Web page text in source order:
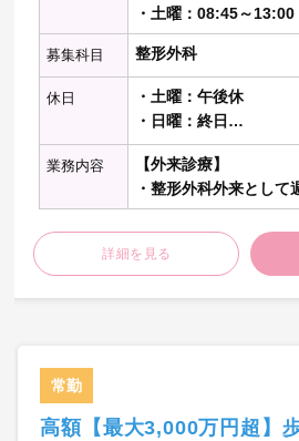
・土曜：08:45～13:00
募集科目 整形外科
休日
・土曜：午後休
・日曜：終日
・祝日：終日
（その他1日）
業務内容
【外来診療】
・整形外科外来として
主治医制
【病棟管理】
・週2コマ程度を担当
詳細を見る
常勤
高額【最大3,000万円超】